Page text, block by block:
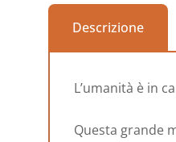
Descrizione
L’umanità è in
Questa grande